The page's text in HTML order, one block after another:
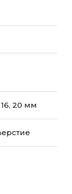
16, 20 мм